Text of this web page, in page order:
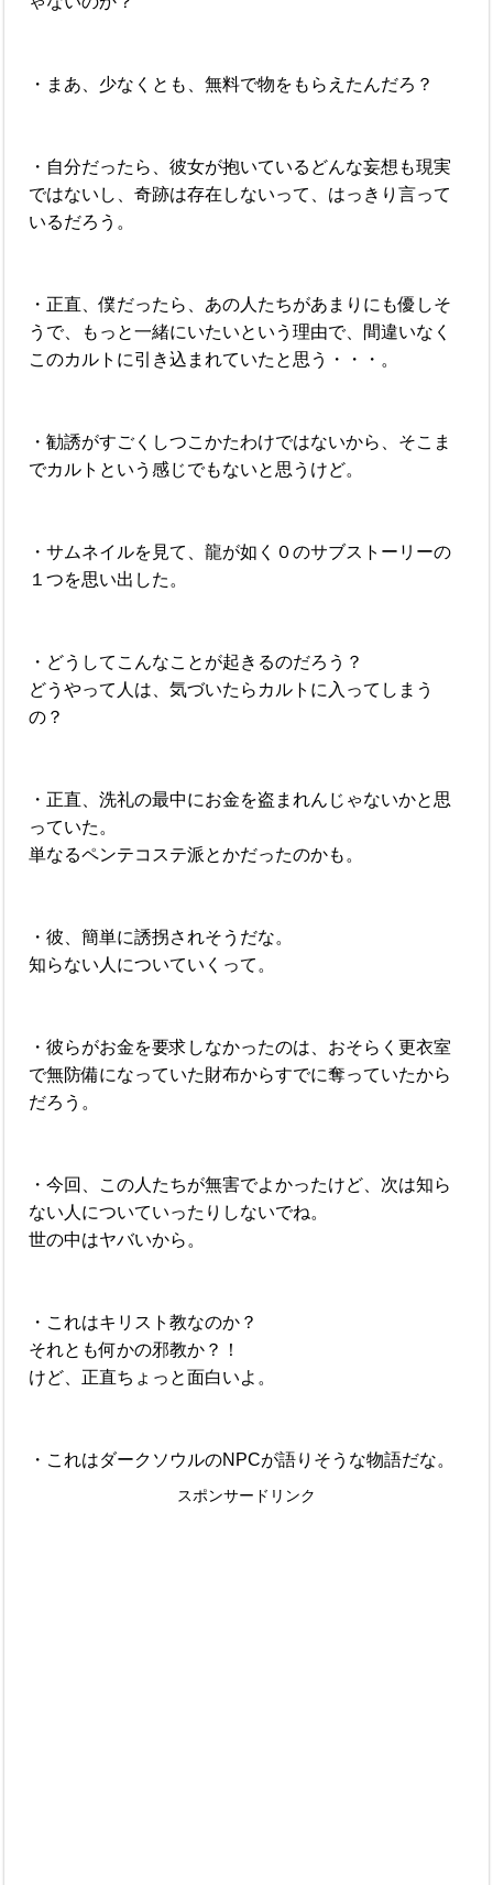
・まあ、少なくとも、無料で物をもらえたんだろ？
・自分だったら、彼女が抱いているどんな妄想も現実
ではないし、奇跡は存在しないって、はっきり言って
いるだろう。
・正直、僕だったら、あの人たちがあまりにも優しそ
うで、もっと一緒にいたいという理由で、間違いなく
このカルトに引き込まれていたと思う・・・。
・勧誘がすごくしつこかたわけではないから、そこま
でカルトという感じでもないと思うけど。
・サムネイルを見て、龍が如く０のサブストーリーの
１つを思い出した。
・どうしてこんなことが起きるのだろう？
どうやって人は、気づいたらカルトに入ってしまう
の？
・正直、洗礼の最中にお金を盗まれんじゃないかと思
っていた。
単なるペンテコステ派とかだったのかも。
・彼、簡単に誘拐されそうだな。
知らない人についていくって。
・彼らがお金を要求しなかったのは、おそらく更衣室
で無防備になっていた財布からすでに奪っていたから
だろう。
・今回、この人たちが無害でよかったけど、次は知ら
ない人についていったりしないでね。
世の中はヤバいから。
・これはキリスト教なのか？
それとも何かの邪教か？！
けど、正直ちょっと面白いよ。
・これはダークソウルのNPCが語りそうな物語だな。
スポンサードリンク